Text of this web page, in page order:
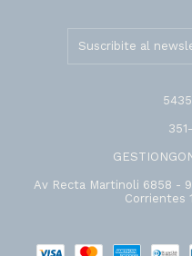
Av Recta Martinoli 6858 -
Corrientes